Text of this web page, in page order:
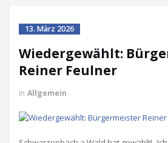
13. März 2026
Wiedergewählt:
Reiner Feulner
in Allgemein